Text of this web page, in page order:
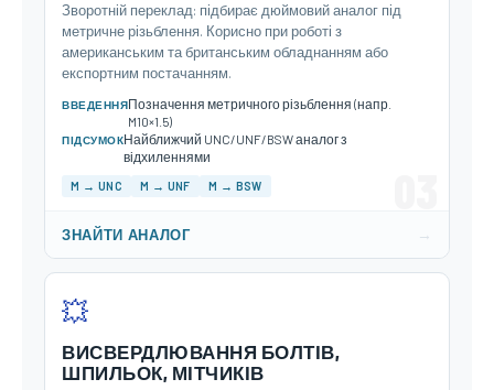
Зворотній переклад: підбирає дюймовий аналог під
метричне різьблення. Корисно при роботі з
американським та британським обладнанням або
експортним постачанням.
ВВЕДЕННЯПозначення метричного різьблення (напр.
M10×1.5)
ПІДСУМОКНайближчий UNC/UNF/BSW аналог з
відхиленнями
M → UNC M → UNF M → BSW
ЗНАЙТИ АНАЛОГ →
💥
ВИСВЕРДЛЮВАННЯ БОЛТІВ,
ШПИЛЬОК, МІТЧИКІВ